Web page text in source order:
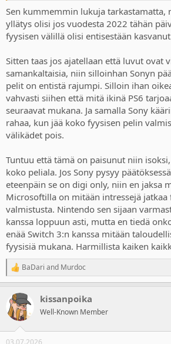
It's very different to single player games
different play and consumer trends. So
Then there's a MASSIVE audience of
accounted for in any of this data; the
and sell used physical games, because they
many new games, but still buy/own
services etc. Everything from poor parents,
Ultimately, the data rejects the notion
meaningless, even if digital accounts for the
revenue/sales, especially when you look at
PlayStation's bread and butter.
Keep in mind platforms make a 15%
on physical games, while they get a 30% cut
Likewise first party lose a 30% cut to
keep all of the revenue on digital.
As I said before, this move to kill physical is
trying to make far more profit and squeeze
of consumer ownership, control, flexibility
have greater negative market ramifications.
NIB äksässä
Sen kummemmin lukuja tarkastamatta,
yllätys olisi jos vuodesta 2022 tähän
fyysisen välillä olisi entisestään
Sitten taas jos ajatellaan että luvut ovat
samankaltaisia, niin silloinhan Sonyn
pelit on entistä rajumpi. Silloin ihan
vahvasti siihen että mitä ikinä PS6
seuraavat mukana. Ja samalla Sony
rahaa, kun jää koko fyysisen pelin
välikädet pois.
Tuntuu että tämä on paisunut niin
koko peliala. Jos Sony pysyy
eteenpäin se on digi only, niin en jaksa
Microsoftilla on mitään intressejä jatkaa
valmistusta. Nintendo sen sijaan
kanssa loppuun asti, mutta en tiedä
enää Switch 3:n kanssa mitään
fyysisiä mukana. Harmillista kaiken
R
e
c
t
i
BaDari and Murdoc
kissanpoika
Well-Known Member
03.07.2026